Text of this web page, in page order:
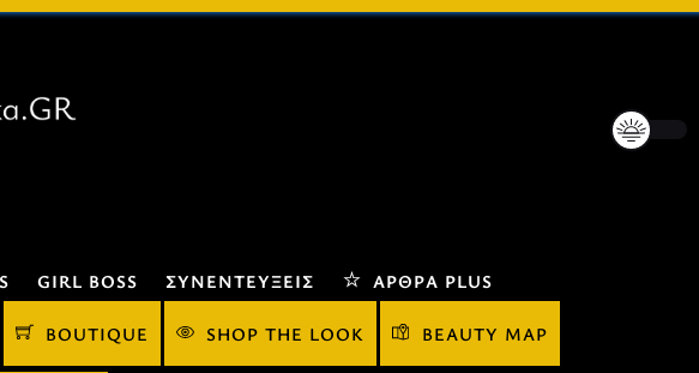
GIRL BOSS ΣΥΝΕΝΤΕΎΞΕΙΣ ΆΡΘΡΑ PLUS
BOUTIQUE SHOP THE LOOK BEAUTY MAP